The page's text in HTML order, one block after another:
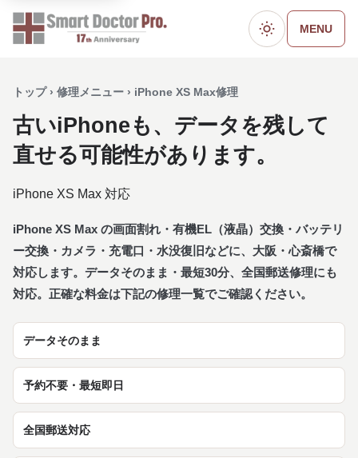
ダークモード
MENU
トップ › 修理メニュー › iPhone XS Max修理
古いiPhoneも、データを残して
直せる可能性があります。
iPhone XS Max 対応
iPhone XS Max の画面割れ・有機EL（液晶）交換・バッテリ
ー交換・カメラ・充電口・水没復旧などに、大阪・心斎橋で
対応します。データそのまま・最短30分、全国郵送修理にも
対応。正確な料金は下記の修理一覧でご確認ください。
データそのまま
予約不要・最短即日
全国郵送対応